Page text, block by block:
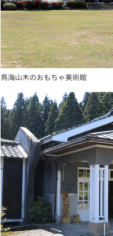
鳥海山木のおもちゃ美術館